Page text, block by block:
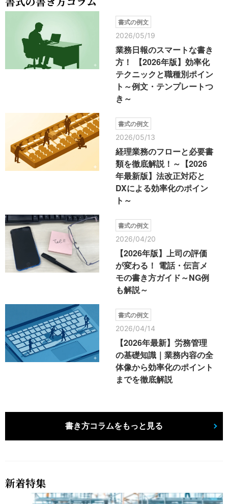
書式の例文
2026/05/19
業務日報のスマートな書き
方！ 【2026年版】効率化
テクニックと職種別ポイン
ト～例文・テンプレートつ
き～
書式の例文
2026/05/13
経理業務のフローと必要書
類を徹底解説！～【2026
年最新版】法改正対応と
DXによる効率化のポイン
ト～
書式の例文
2026/04/20
【2026年版】上司の評価
が変わる！ 電話・伝言メ
モの書き方ガイド～NG例
も解説～
書式の例文
2026/04/14
【2026年最新】労務管理
の基礎知識｜業務内容の全
体像から効率化のポイント
までを徹底解説
書き方コラムをもっと見る
新着特集